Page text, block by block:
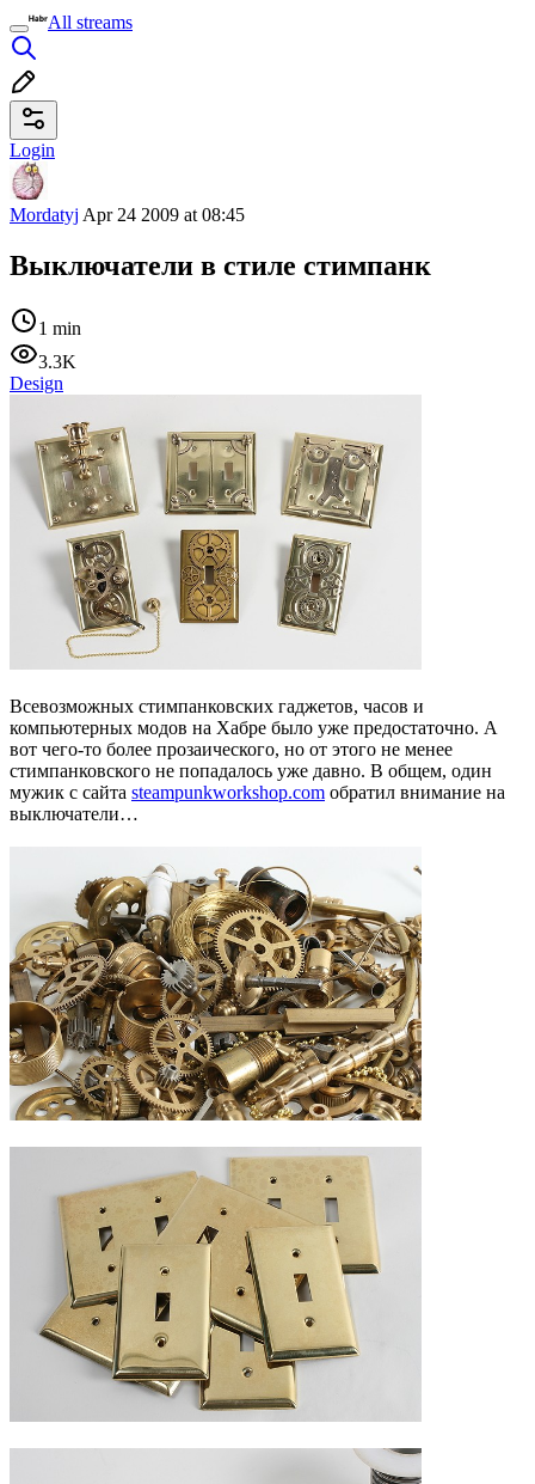
All streams
Login
Mordatyj Apr 24 2009 at 08:45
Выключатели в стиле стимпанк
1 min
3.3K
Design
Всевозможных стимпанковских гаджетов, часов и
компьютерных модов на Хабре было уже предостаточно. А
вот чего-то более прозаического, но от этого не менее
стимпанковского не попадалось уже давно. В общем, один
мужик с сайта steampunkworkshop.com обратил внимание на
выключатели…